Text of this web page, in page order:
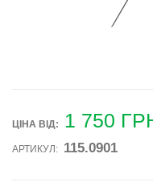
ЦІНА ВIД: 1 750
АРТИКУЛ: 115.0901